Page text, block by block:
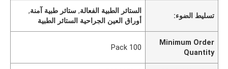
تسليط الضوء:
الستائر الطبية الفعالة,ستائر طبية آمنة,
أوراق العين الجراحية الستائر الطبية
Minimum Order
Quantity
100 Pack